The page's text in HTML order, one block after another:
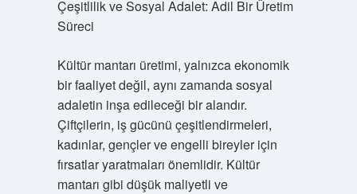
Çeşitlilik ve Sosyal Adalet: Adil Bir Üretim
Süreci
Kültür mantarı üretimi, yalnızca ekonomik
bir faaliyet değil, aynı zamanda sosyal
adaletin inşa edileceği bir alandır.
Çiftçilerin, iş gücünü çeşitlendirmeleri,
kadınlar, gençler ve engelli bireyler için
fırsatlar yaratmaları önemlidir. Kültür
mantarı gibi düşük maliyetli ve